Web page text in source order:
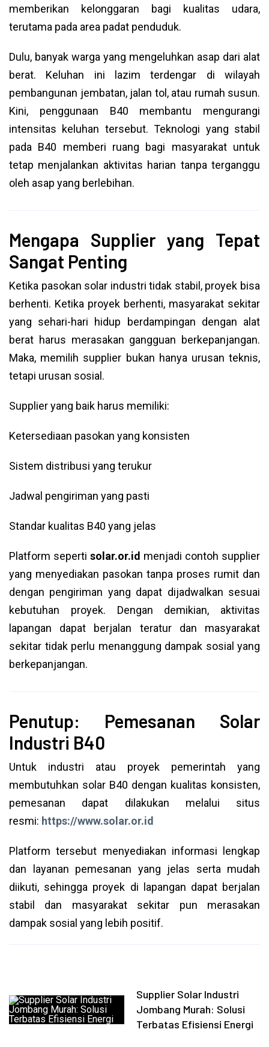
memberikan kelonggaran bagi kualitas udara,
terutama pada area padat penduduk.
Dulu, banyak warga yang mengeluhkan asap dari alat
berat. Keluhan ini lazim terdengar di wilayah
pembangunan jembatan, jalan tol, atau rumah susun.
Kini, penggunaan B40 membantu mengurangi
intensitas keluhan tersebut. Teknologi yang stabil
pada B40 memberi ruang bagi masyarakat untuk
tetap menjalankan aktivitas harian tanpa terganggu
oleh asap yang berlebihan.
Mengapa Supplier yang Tepat
Sangat Penting
Ketika pasokan solar industri tidak stabil, proyek bisa
berhenti. Ketika proyek berhenti, masyarakat sekitar
yang sehari-hari hidup berdampingan dengan alat
berat harus merasakan gangguan berkepanjangan.
Maka, memilih supplier bukan hanya urusan teknis,
tetapi urusan sosial.
Supplier yang baik harus memiliki:
Ketersediaan pasokan yang konsisten
Sistem distribusi yang terukur
Jadwal pengiriman yang pasti
Standar kualitas B40 yang jelas
Platform seperti solar.or.id menjadi contoh supplier
yang menyediakan pasokan tanpa proses rumit dan
dengan pengiriman yang dapat dijadwalkan sesuai
kebutuhan proyek. Dengan demikian, aktivitas
lapangan dapat berjalan teratur dan masyarakat
sekitar tidak perlu menanggung dampak sosial yang
berkepanjangan.
Penutup: Pemesanan Solar
Industri B40
Untuk industri atau proyek pemerintah yang
membutuhkan solar B40 dengan kualitas konsisten,
pemesanan dapat dilakukan melalui situs
resmi: https://www.solar.or.id
Platform tersebut menyediakan informasi lengkap
dan layanan pemesanan yang jelas serta mudah
diikuti, sehingga proyek di lapangan dapat berjalan
stabil dan masyarakat sekitar pun merasakan
dampak sosial yang lebih positif.
Supplier Solar Industri
Jombang Murah: Solusi
Terbatas Efisiensi Energi